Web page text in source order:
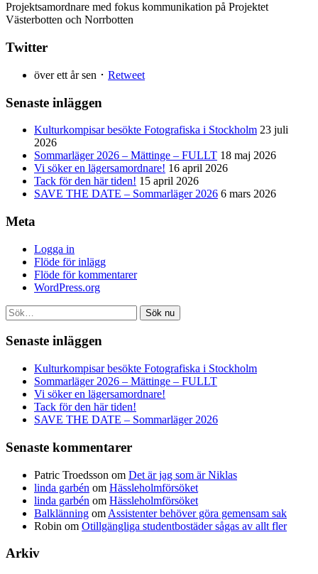
Projektsamordnare med fokus kommunikation på Projektet
Västerbotten och Norrbotten
Twitter
över ett år sen ･ Retweet
Senaste inläggen
Kulturkompisar besökte Fotografiska i Stockholm 23 juli
2026
Sommarläger 2026 – Mättinge – FULLT 18 maj 2026
Vi söker en lägersamordnare! 16 april 2026
Tack för den här tiden! 15 april 2026
SAVE THE DATE – Sommarläger 2026 6 mars 2026
Meta
Logga in
Flöde för inlägg
Flöde för kommentarer
WordPress.org
Sök nu
Senaste inläggen
Kulturkompisar besökte Fotografiska i Stockholm
Sommarläger 2026 – Mättinge – FULLT
Vi söker en lägersamordnare!
Tack för den här tiden!
SAVE THE DATE – Sommarläger 2026
Senaste kommentarer
Patric Troedsson om Det är jag som är Niklas
linda garbén om Hässleholmförsöket
linda garbén om Hässleholmförsöket
Balklänning om Assistenter behöver göra gemensam sak
Robin om Otillgängliga studentbostäder sågas av allt fler
Arkiv